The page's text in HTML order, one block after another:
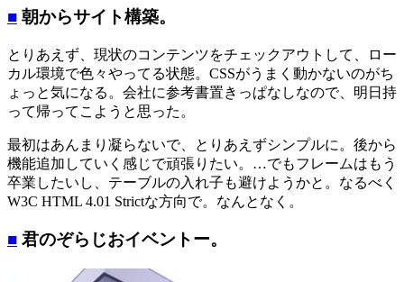
■ 朝からサイト構築。
とりあえず、現状のコンテンツをチェックアウトして、ロー
カル環境で色々やってる状態。CSSがうまく動かないのがち
ょっと気になる。会社に参考書置きっぱなしなので、明日持
って帰ってこようと思った。
最初はあんまり凝らないで、とりあえずシンプルに。後から
機能追加していく感じで頑張りたい。…でもフレームはもう
卒業したいし、テーブルの入れ子も避けようかと。なるべく
W3C HTML 4.01 Strictな方向で。なんとなく。
■ 君のぞらじおイベントー。